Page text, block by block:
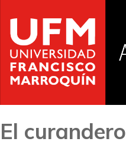
El curandero